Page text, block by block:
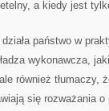
a kiedy jest
państwo w
wykonawcza,
również tłumaczy,
się rozważania